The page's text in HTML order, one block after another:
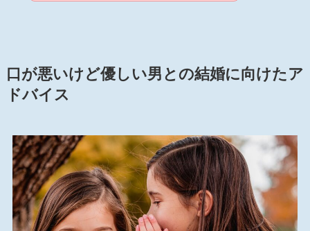
口が悪いけど優しい男との結婚に向けたア
ドバイス